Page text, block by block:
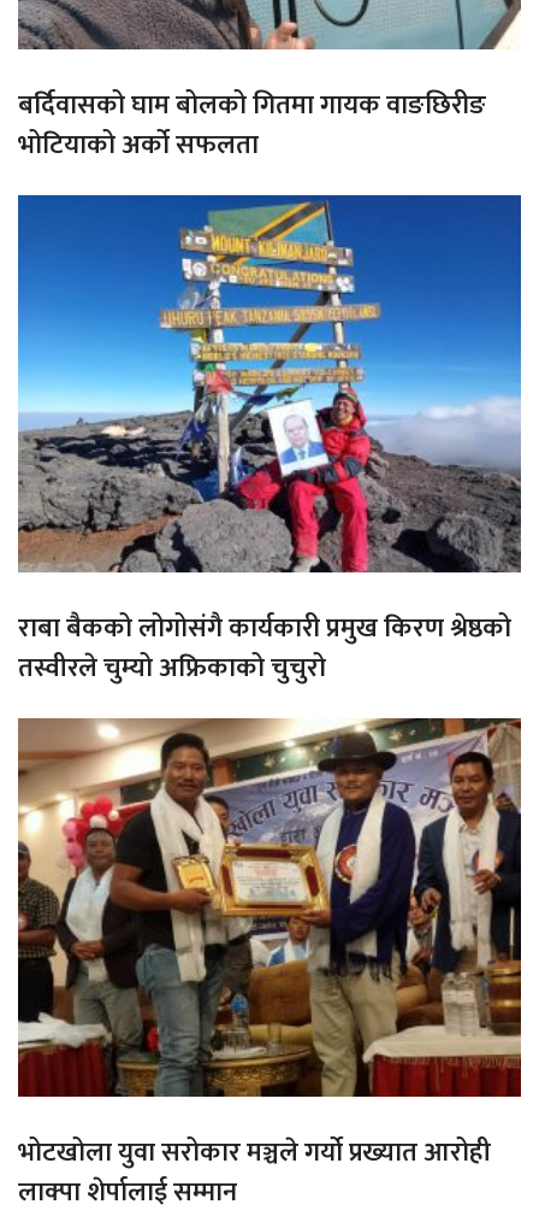
बर्दिवासको घाम बोलको गितमा गायक वाङछिरीङ
भोटियाको अर्को सफलता
राबा बैकको लोगोसंगै कार्यकारी प्रमुख किरण श्रेष्ठको
तस्वीरले चुम्यो अफ्रिकाको चुचुरो
भोटखोला युवा सरोकार मञ्चले गर्यो प्रख्यात आरोही
लाक्पा शेर्पालाई सम्मान